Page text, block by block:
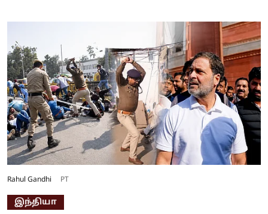
Rahul Gandhi PT
இந்தியா